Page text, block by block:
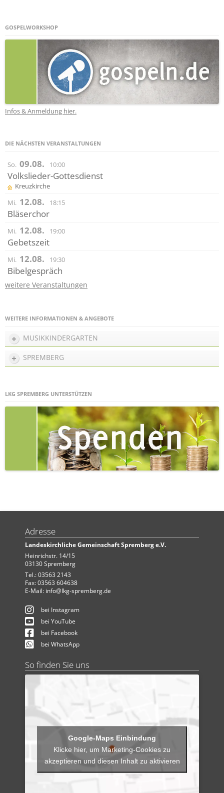
GOSPELWORKSHOP
Infos & Anmeldung hier.
DIE NÄCHSTEN VERANSTALTUNGEN
So. 09.08. 10:00
Volkslieder-Gottesdienst
Kreuzkirche
Mi. 12.08. 18:15
Bläserchor
Mi. 12.08. 19:00
Gebetszeit
Mi. 12.08. 19:30
Bibelgespräch
weitere Veranstaltungen
WEITERE INFORMATIONEN & ANGEBOTE
MUSIKKINDERGARTEN
SPREMBERG
LKG SPREMBERG UNTERSTÜTZEN
Adresse
Landeskirchliche Gemeinschaft Spremberg e.V.
Heinrichstr. 14/15
03130 Spremberg
Tel.: 03563 2143
Fax: 03563 604638
E-Mail: info@lkg-spremberg.de
bei Instagram
bei YouTube
bei Facebook
bei WhatsApp
So finden Sie uns
Klicke hier, um Marketing-Cookies zu
akzeptieren und diesen Inhalt zu aktivieren